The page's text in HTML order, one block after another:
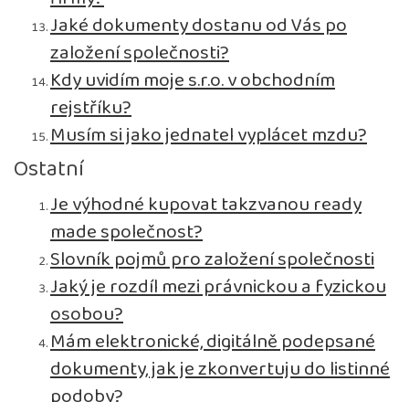
Jaké dokumenty dostanu od Vás po
založení společnosti?
Kdy uvidím moje s.r.o. v obchodním
rejstříku?
Musím si jako jednatel vyplácet mzdu?
Ostatní
Je výhodné kupovat takzvanou ready
made společnost?
Slovník pojmů pro založení společnosti
Jaký je rozdíl mezi právnickou a fyzickou
osobou?
Mám elektronické, digitálně podepsané
dokumenty, jak je zkonvertuju do listinné